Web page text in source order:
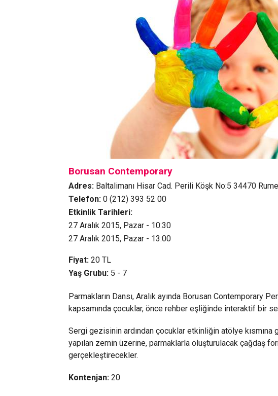
Borusan Contemporary
Adres: Baltalimanı Hisar Cad. Perili Köşk No:5 34470
Telefon: 0 (212) 393 52 00
Etkinlik Tarihleri:
27 Aralık 2015, Pazar - 10:30
27 Aralık 2015, Pazar - 13:00
Fiyat: 20TL
Yaş Grubu:5 - 7
Parmakların Dansı, Aralık ayında Borusan Contemporary
kapsamında çocuklar, önce rehber eşliğinde interaktif bir
Sergi gezisinin ardından çocuklar etkinliğin atölye
yapılan zemin üzerine, parmaklarla oluşturulacak çağdaş
gerçekleştirecekler.
Kontenjan:20